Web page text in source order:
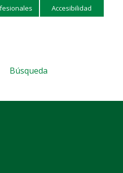
Accesibilidad
Búsqueda